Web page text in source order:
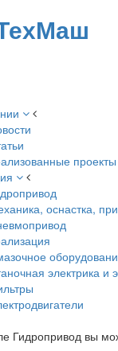
проекты
оснастка,
электрика и
Гидропривод вы